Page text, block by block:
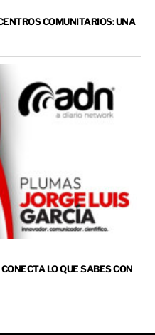
COMUNITARIOS: UNA
LO QUE SABES CON